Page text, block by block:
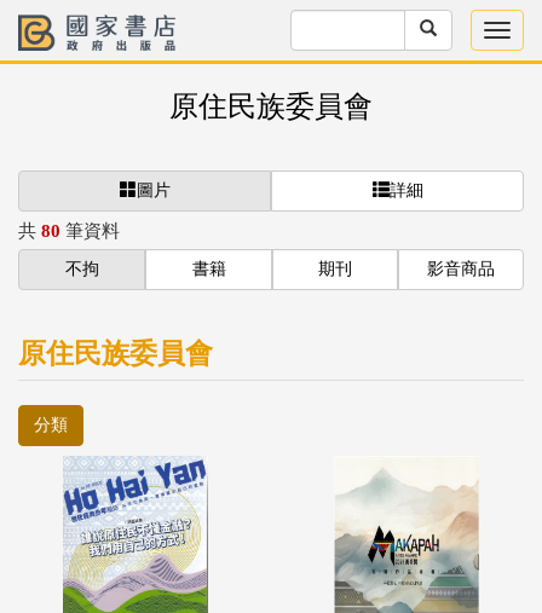
原住民族委員會
圖片 詳細
共 80 筆資料
不拘 書籍 期刊 影音商品
原住民族委員會
分類